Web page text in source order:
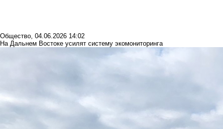
Общество, 04.06.2026 14:02
На Дальнем Востоке усилят систему экомониторинга